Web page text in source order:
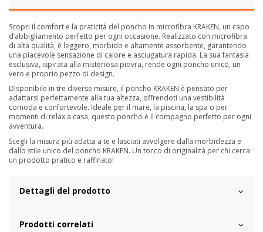
Scopri il comfort e la praticità del poncho in microfibra KRAKEN, un capo
d’abbigliamento perfetto per ogni occasione. Realizzato con microfibra
di alta qualità, è leggero, morbido e altamente assorbente, garantendo
una piacevole sensazione di calore e asciugatura rapida. La sua fantasia
esclusiva, ispirata alla misteriosa piovra, rende ogni poncho unico, un
vero e proprio pezzo di design.
Disponibile in tre diverse misure, il poncho KRAKEN è pensato per
adattarsi perfettamente alla tua altezza, offrendoti una vestibilità
comoda e confortevole. Ideale per il mare, la piscina, la spa o per
momenti di relax a casa, questo poncho è il compagno perfetto per ogni
avventura.
Scegli la misura più adatta a te e lasciati avvolgere dalla morbidezza e
dallo stile unico del poncho KRAKEN. Un tocco di originalità per chi cerca
un prodotto pratico e raffinato!
Dettagli del prodotto
Prodotti correlati